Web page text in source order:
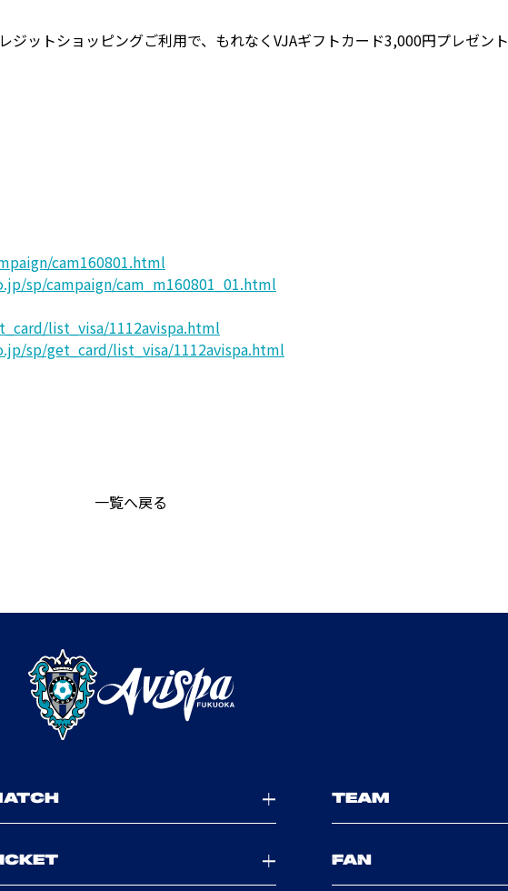
ットショッピングご利用で、もれなくVJAギフトカード3,000円プレゼント
cam160801.html
sp/campaign/cam_m160801_01.html
list_visa/1112avispa.html
sp/get_card/list_visa/1112avispa.html
一覧へ戻る
TEAM
FAN